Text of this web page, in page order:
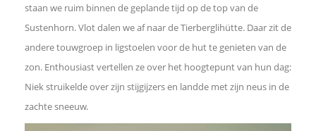
staan we ruim binnen de geplande tijd op de top van de
Sustenhorn. Vlot dalen we af naar de Tierberglihütte. Daar zit de
andere touwgroep in ligstoelen voor de hut te genieten van de
zon. Enthousiast vertellen ze over het hoogtepunt van hun dag:
Niek struikelde over zijn stijgijzers en landde met zijn neus in de
zachte sneeuw.